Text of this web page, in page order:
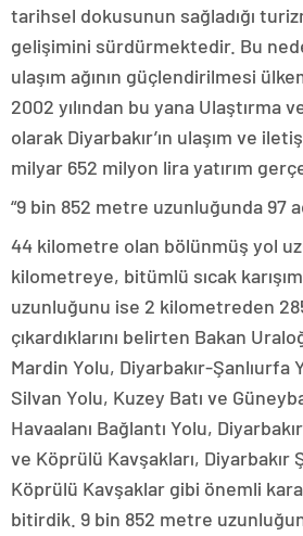
tarihsel dokusunun sağladığı
gelişimini sürdürmektedir. Bu
ulaşım ağının güçlendirilmesi
2002 yılından bu yana Ulaştırma
olarak Diyarbakır’ın ulaşım ve
milyar 652 milyon lira yatırım
“9 bin 852 metre uzunluğunda 97
44 kilometre olan bölünmüş yol
kilometreye, bitümlü sıcak
uzunluğunu ise 2 kilometreden
çıkardıklarını belirten Bakan
Mardin Yolu, Diyarbakır-Şanlıurfa
Silvan Yolu, Kuzey Batı ve
Havaalanı Bağlantı Yolu,
ve Köprülü Kavşakları, Diyarbakır
Köprülü Kavşaklar gibi önemli
bitirdik. 9 bin 852 metre